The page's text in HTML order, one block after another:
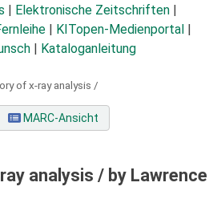
Elektronische Zeitschriften
KITopen-Medienportal
Kataloganleitung
of x-ray analysis /
MARC-Ansicht
analysis / by Lawrence